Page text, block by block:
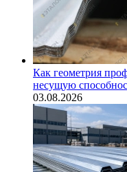
Как геометрия
несущую
03.08.2026